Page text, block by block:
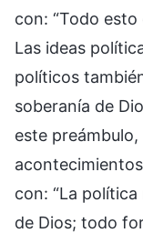
con: “Todo
Las ideas
políticos
soberanía de
este
con: “La
de Dios; todo